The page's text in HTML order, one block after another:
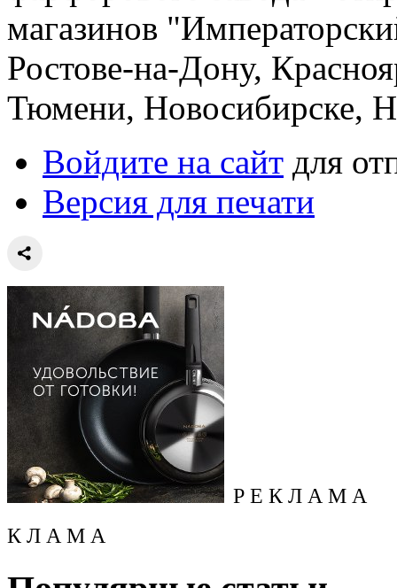
магазинов
Ростове-на-Дону,
Тюмени, Новосибирске,
Войдите на сайт для
Версия для печати
Р Е К Л А М А
К Л А М А